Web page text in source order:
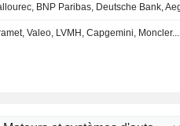
Valeo, LVMH, Capgemini, Moncler...